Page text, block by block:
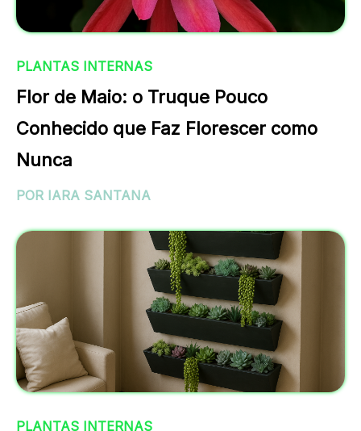
PLANTAS INTERNAS
Flor de Maio: o Truque Pouco
Conhecido que Faz Florescer como
Nunca
POR IARA SANTANA
PLANTAS INTERNAS